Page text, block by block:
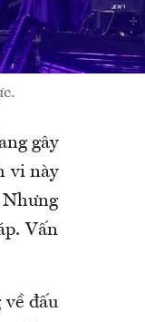
gây
vi này
Vấn
đấu